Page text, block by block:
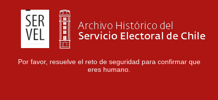
Por favor, resuelve el reto de seguridad para confirmar que
eres humano.